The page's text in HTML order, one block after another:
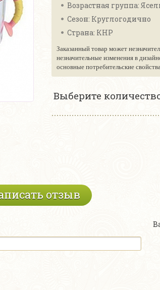
Возрастная группа:
Сезон: Круглогодично
Страна: КНР
Заказанный товар может
незначительные изменения в
основные потребительские
Выберите
отзыв